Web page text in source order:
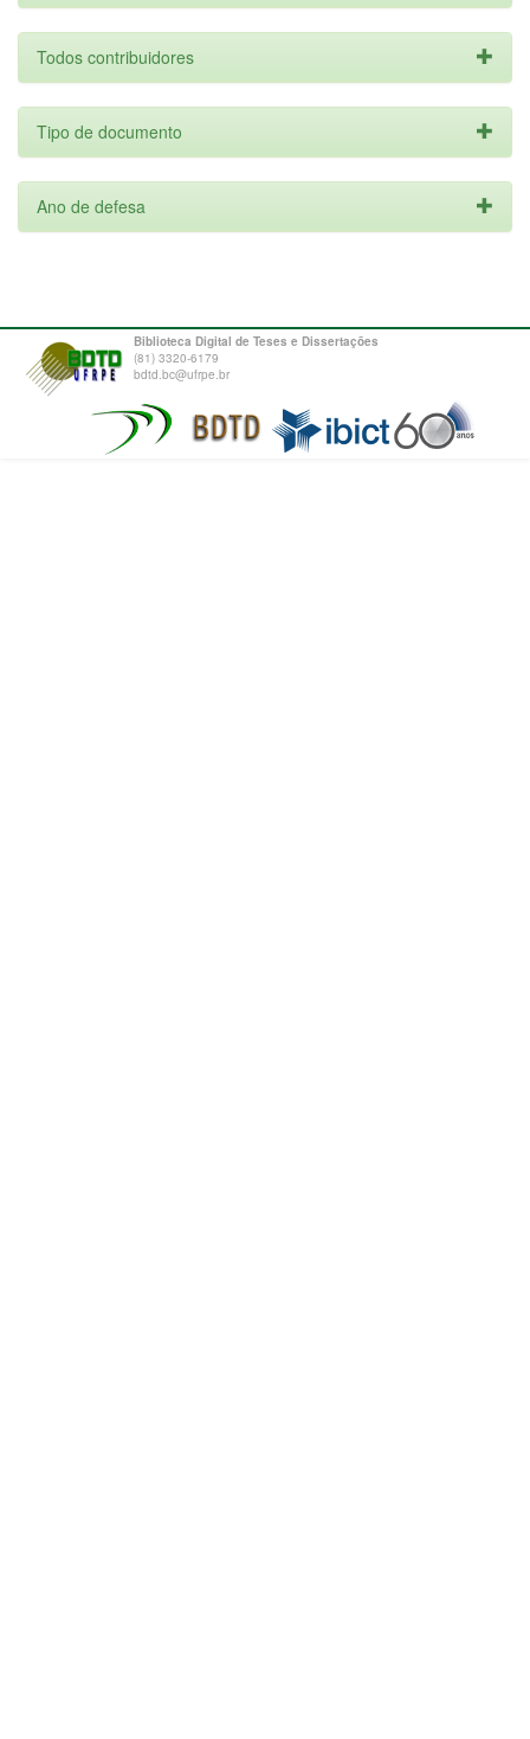
Todos contribuidores
Tipo de documento
Ano de defesa
Biblioteca Digital de Teses e Dissertações
(81) 3320-6179
bdtd.bc@ufrpe.br